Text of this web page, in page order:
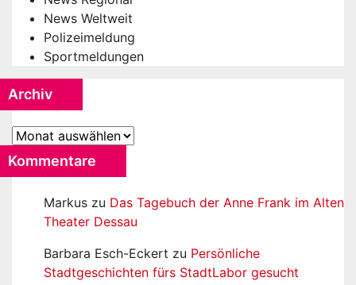
News Weltweit
Polizeimeldung
Sportmeldungen
Archiv
Archiv
Kommentare
Markus zu Das Tagebuch der Anne Frank im Alten
Theater Dessau
Barbara Esch-Eckert zu Persönliche
Stadtgeschichten fürs StadtLabor gesucht